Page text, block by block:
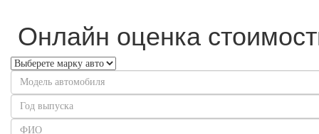
Онлайн оценка